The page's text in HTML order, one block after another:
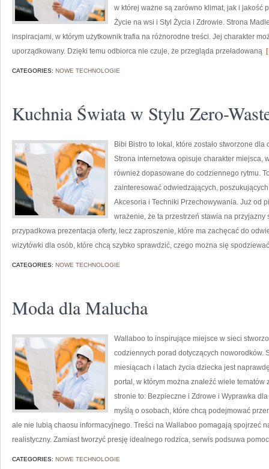
w której ważne są zarówno klimat, jak i jakość
Życie na wsi i Styl Życia i Zdrowie. Strona
inspiracjami, w którym użytkownik trafia na różnorodne treści. Jej charakter
uporządkowany. Dzięki temu odbiorca nie czuje, że przegląda przeładowaną
CATEGORIES: NOWE TECHNOLOGIE
Kuchnia Świata w Stylu Zero-
Bibi Bistro to lokal, które zostało stworzone
Strona internetowa opisuje charakter miejsca,
również dopasowane do codziennego rytmu.
zainteresować odwiedzających,
Akcesoria i Techniki Przechowywania. Już od
wrażenie, że ta przestrzeń stawia na przyjazny
przypadkowa prezentacja oferty, lecz zaproszenie, które ma zachęcać do
wizytówki dla osób, które chcą szybko sprawdzić, czego można się
CATEGORIES: NOWE TECHNOLOGIE
Moda dla Malucha
Wallaboo to inspirujące miejsce w sieci
codziennych porad dotyczących noworodków.
miesiącach i latach życia dziecka jest
portal, w którym można znaleźć wiele
stronie to: Bezpieczne i Zdrowe i Wyprawka
myślą o osobach, które chcą podejmować
ale nie lubią chaosu informacyjnego. Treści na Wallaboo pomagają spojrzeć
realistyczny. Zamiast tworzyć presję idealnego rodzica, serwis podsuwa
CATEGORIES: NOWE TECHNOLOGIE